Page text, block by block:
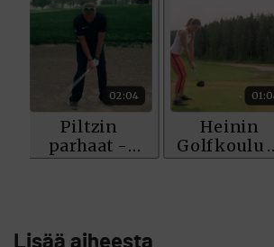
Lisää aiheesta